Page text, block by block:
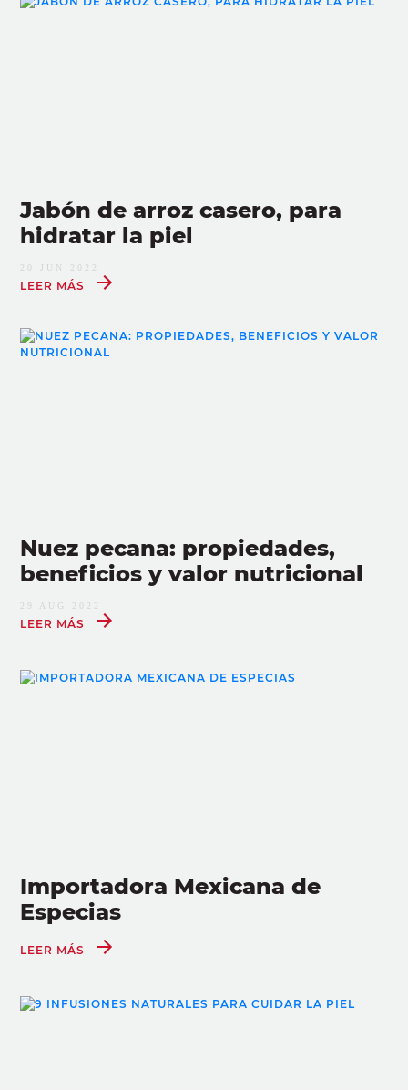
Jabón de arroz casero, para
hidratar la piel
20 JUN 2022
LEER MÁS
Nuez pecana: propiedades,
beneficios y valor nutricional
29 AUG 2022
LEER MÁS
Importadora Mexicana de
Especias
LEER MÁS